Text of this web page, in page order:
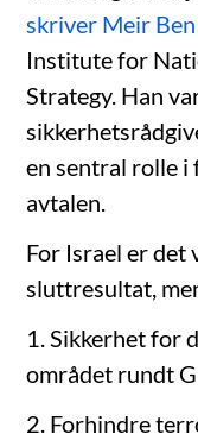
skriver Meir
Institute for
Strategy. Han
en sentral rolle
avtalen.
For Israel er det
sluttresultat,
1. Sikkerhet for
området rundt
2. Forhindre